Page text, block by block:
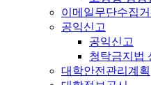
이메일무단수집
공익신고
공익신고
청탁금지법
대학안전관리계획